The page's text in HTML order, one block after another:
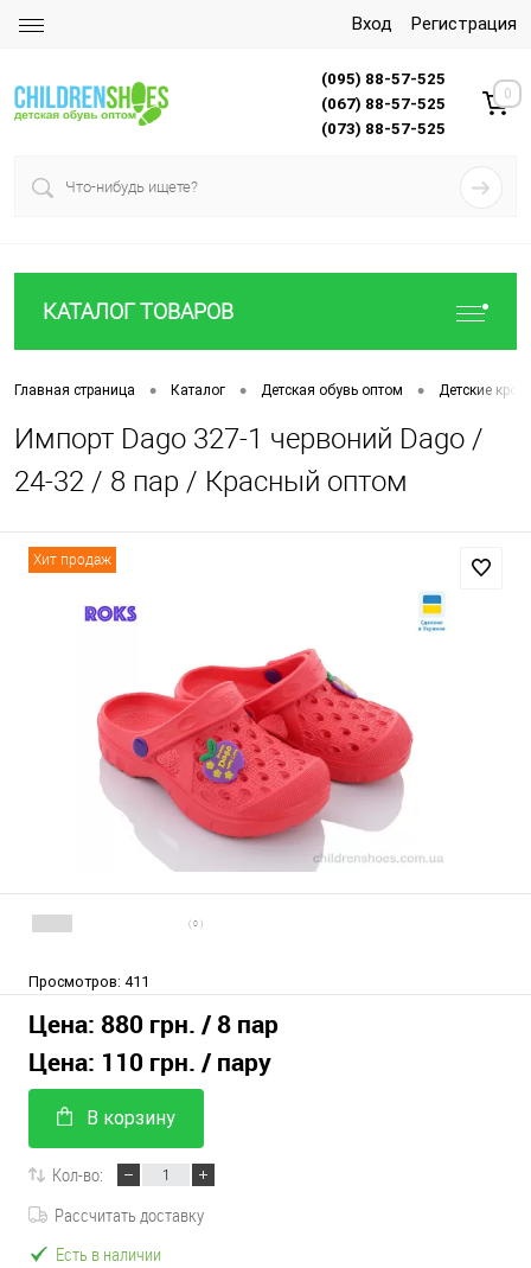
Вход Регистрация
(095) 88-57-525
(067) 88-57-525
(073) 88-57-525
0
КАТАЛОГ ТОВАРОВ
Главная страница • Каталог • Детская обувь оптом • Детские
Импорт Dago 327-1 червоний Dago /
24-32 / 8 пар / Красный оптом
Хит продаж
( 0 )
Просмотров: 411
Цена: 880 грн. / 8 пар
Цена: 110 грн. / пару
В корзину
Кол-во:
Рассчитать доставку
Есть в наличии